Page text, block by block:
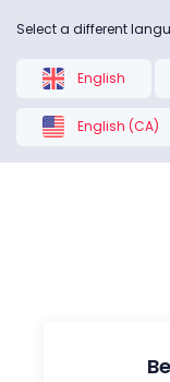
Select a different
English
English (CA)